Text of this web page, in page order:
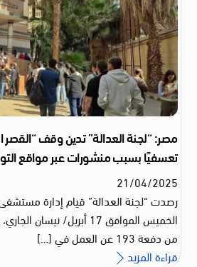
تعسفيًا بسبب منشورات عبر مواقع
21/04/2025
رصدت “لجنة العدالة” قيام إدارة
الخميس الموافق 17 أبريل/
من دفعة 193 عن العمل في […]
قراءة المزيد